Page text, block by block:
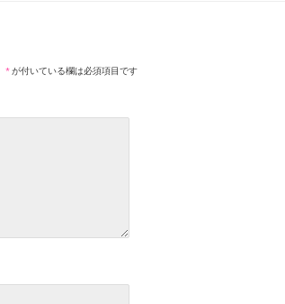
*が付いている欄は必須項目です